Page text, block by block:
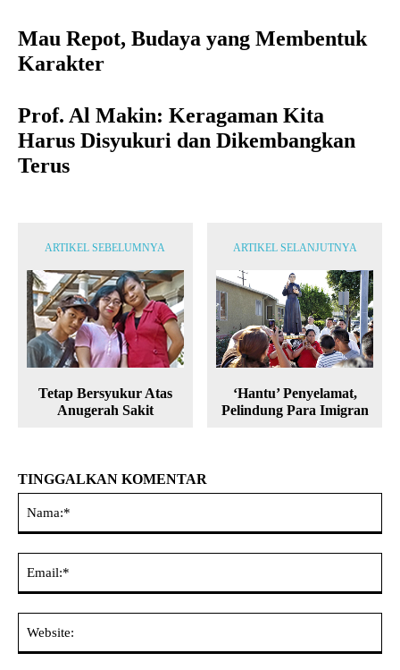
Mau Repot, Budaya yang Membentuk
Karakter
Prof. Al Makin: Keragaman Kita
Harus Disyukuri dan Dikembangkan
Terus
ARTIKEL SEBELUMNYA
Tetap Bersyukur Atas
Anugerah Sakit
ARTIKEL SELANJUTNYA
‘Hantu’ Penyelamat,
Pelindung Para Imigran
TINGGALKAN KOMENTAR